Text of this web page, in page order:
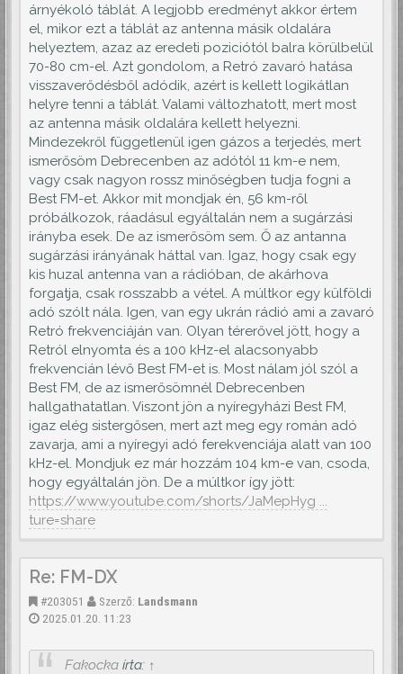
árnyékoló táblát. A legjobb eredményt akkor értem
el, mikor ezt a táblát az antenna másik oldalára
helyeztem, azaz az eredeti poziciótól balra körülbelül
70-80 cm-el. Azt gondolom, a Retró zavaró hatása
visszaverődésből adódik, azért is kellett logikátlan
helyre tenni a táblát. Valami változhatott, mert most
az antenna másik oldalára kellett helyezni.
Mindezekről függetlenül igen gázos a terjedés, mert
ismerősöm Debrecenben az adótól 11 km-e nem,
vagy csak nagyon rossz minőségben tudja fogni a
Best FM-et. Akkor mit mondjak én, 56 km-ről
próbálkozok, ráadásul egyáltalán nem a sugárzási
irányba esek. De az ismerősöm sem. Ő az antanna
sugárzási irányának háttal van. Igaz, hogy csak egy
kis huzal antenna van a rádióban, de akárhova
forgatja, csak rosszabb a vétel. A múltkor egy külföldi
adó szólt nála. Igen, van egy ukrán rádió ami a zavaró
Retró frekvenciáján van. Olyan térerővel jött, hogy a
Retról elnyomta és a 100 kHz-el alacsonyabb
frekvencián lévő Best FM-et is. Most nálam jól szól a
Best FM, de az ismerősömnél Debrecenben
hallgathatatlan. Viszont jön a nyíregyházi Best FM,
igaz elég sistergősen, mert azt meg egy román adó
zavarja, ami a nyíregyi adó ferekvenciája alatt van 100
kHz-el. Mondjuk ez már hozzám 104 km-e van, csoda,
hogy egyáltalán jön. De a múltkor így jött:
https://www.youtube.com/shorts/JaMepHyg ...
ture=share
Re: FM-DX
#203051 Szerző: Landsmann
2025.01.20. 11:23
Fakockaírta: ↑